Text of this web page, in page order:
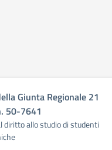
Giunta Regionale 21
50-7641
diritto allo studio di studenti